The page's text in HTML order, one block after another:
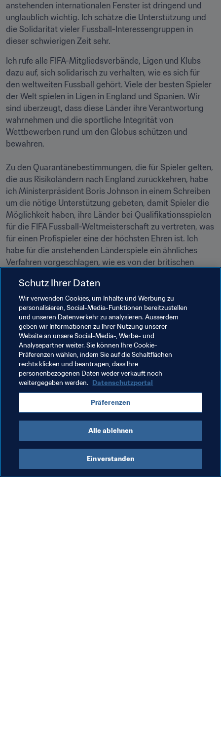
anstehenden internationalen Fenster ist dringend und
unglaublich wichtig. Ich schätze die Unterstützung und
die Solidarität vieler Fussball-Interessengruppen in
dieser schwierigen Zeit sehr.
Ich rufe alle FIFA-Mitgliedsverbände, Ligen und Klubs
dazu auf, sich solidarisch zu verhalten, wie es sich für
den weltweiten Fussball gehört. Viele der besten Spieler
der Welt spielen in Ligen in England und Spanien. Wir
sind überzeugt, dass diese Länder ihre Verantwortung
wahrnehmen und die sportliche Integrität von
Wettbewerben rund um den Globus schützen und
bewahren.
Zu den Quarantänebestimmungen, die für Spieler gelten,
die aus Risikoländern nach England zurückkehren, habe
ich Ministerpräsident Boris Johnson in einem Schreiben
um die nötige Unterstützung gebeten, damit Spieler die
Möglichkeit haben, ihre Länder bei Qualifikationsspielen
für die FIFA Fussball-Weltmeisterschaft zu vertreten, was
für einen Profispieler eine der höchsten Ehren ist. Ich
habe für die anstehenden Länderspiele ein ähnliches
Verfahren vorgeschlagen, wie es von der britischen
erlassen wurde.
Solidarisch und geeint haben wir gegen COVID-19
gekämpft. Nun rufe ich alle dazu auf, dafür zu sorgen,
dass Nationalspieler für die anstehenden WM-
Qualifikationsspiele abgestellt werden."
Verwandte Themen
FIFA-Präsident Organisation Organisation
Schutz Ihrer Daten
Wir verwenden Cookies, um Inhalte und Werbung zu
personalisieren, Social-Media-Funktionen bereitzustellen
und unseren Datenverkehr zu analysieren. Ausserdem
geben wir Informationen zu Ihrer Nutzung unserer
Website an unsere Social-Media-, Werbe- und
Analysepartner weiter. Sie können Ihre Cookie-
Präferenzen wählen, indem Sie auf die Schaltflächen
rechts klicken und beantragen, dass Ihre
personenbezogenen Daten weder verkauft noch
weitergegeben werden. Datenschutzportal
Präferenzen
Alle ablehnen
Einverstanden